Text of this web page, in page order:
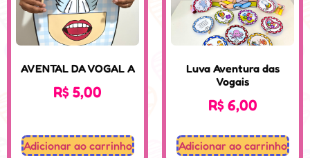
AVENTAL DA VOGAL A
R$5,00
Adicionar ao carrinho
Luva Aventura das
Vogais
R$6,00
Adicionar ao carrinho